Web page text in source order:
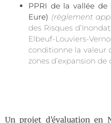
PPRI de la vallée de
Eure) (règlement
des Risques
Elbeuf-Louviers-
conditionne la valeur
zones d’expansion de
Un projet d’évaluation en